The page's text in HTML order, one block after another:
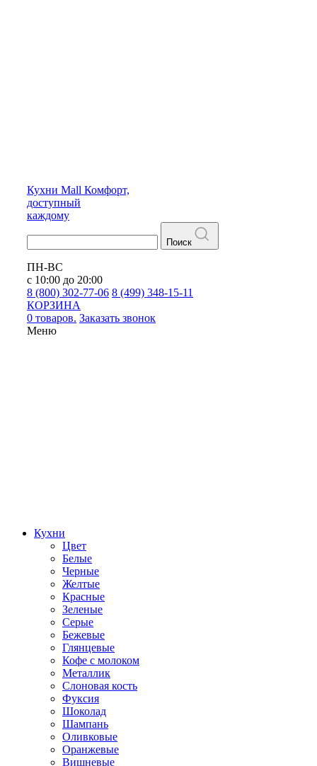
Кухни Mall Комфорт,
доступный
каждому
Поиск
ПН-ВС
с 10:00 до 20:00
8 (800) 302-77-06 8 (499) 348-15-11
КОРЗИНА
0 товаров. Заказать звонок
Меню
Кухни
Цвет
Белые
Черные
Желтые
Красные
Зеленые
Серые
Бежевые
Глянцевые
Кофе с молоком
Металлик
Слоновая кость
Фуксия
Шоколад
Шампань
Оливковые
Оранжевые
Вишневые